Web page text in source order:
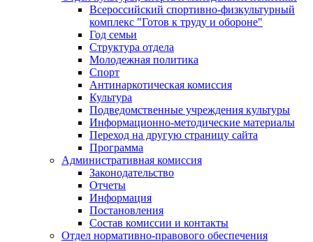
Всероссийский спортивно-физкультурный
комплекс "Готов к труду и обороне"
Год семьи
Структура отдела
Молодежная политика
Спорт
Антинаркотическая комиссия
Культура
Подведомственные учреждения культуры
Информационно-методические материалы
Переход на другую страницу сайта
Программа
Административная комиссия
Законодательство
Отчеты
Информация
Постановления
Состав комиссии и контакты
Отдел нормативно-правового обеспечения